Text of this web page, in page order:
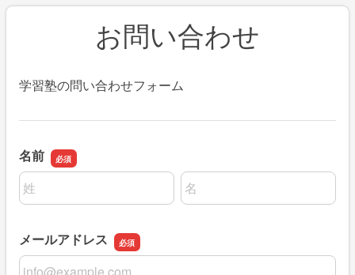
お問い合わせ
学習塾の問い合わせフォーム
名前
名前の姓
名前の名
メールアドレス
メールアドレス